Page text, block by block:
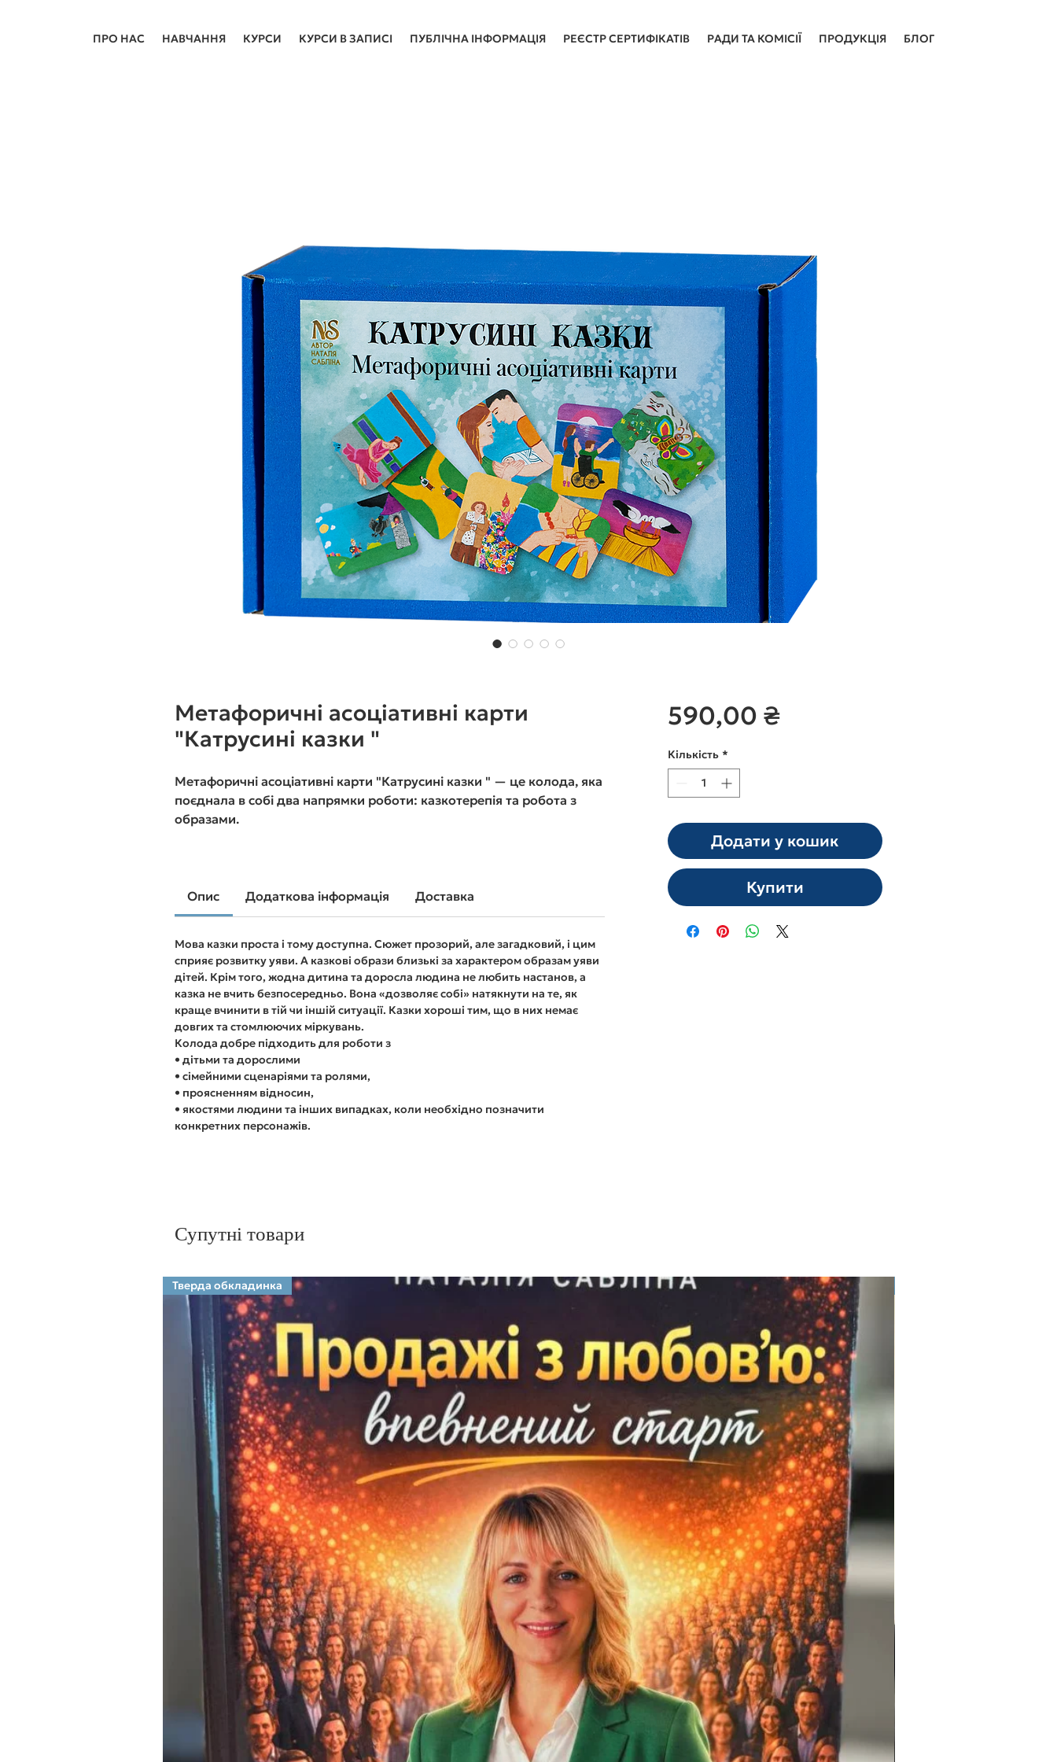
ПРО НАС НАВЧАННЯ КУРСИ КУРСИ В ЗАПИСІ ПУБЛІЧНА ІНФОРМАЦІЯ РЕЄСТР СЕРТИФІКАТІВ РАДИ ТА КОМІСІЇ ПРОДУКЦІЯ БЛОГ
Метафоричні асоціативні карти
"Катрусині казки "
Метафоричні асоціативні карти "Катрусині казки " — це колода, яка
поєднала в собі два напрямки роботи: казкотерепія та робота з
образами.
Опис Додаткова інформація Доставка
Мова казки проста і тому доступна. Сюжет прозорий, але загадковий, і цим
сприяє розвитку уяви. А казкові образи близькі за характером образам уяви
дітей. Крім того, жодна дитина та доросла людина не любить настанов, а
казка не вчить безпосередньо. Вона «дозволяє собі» натякнути на те, як
краще вчинити в тій чи іншій ситуації. Казки хороші тим, що в них немає
довгих та стомлюючих міркувань.
Колода добре підходить для роботи з
• дітьми та дорослими
• сімейними сценаріями та ролями,
• проясненням відносин,
• якостями людини та інших випадках, коли необхідно позначити
конкретних персонажів.
590,00 ₴Ціна
Кількість *
Додати у кошик
Купити
Супутні товари
Тверда обкладинка